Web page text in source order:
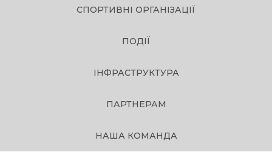
СПОРТИВНІ ОРГАНІЗАЦІЇ
ПОДІЇ
ІНФРАСТРУКТУРА
ПАРТНЕРАМ
НАША КОМАНДА